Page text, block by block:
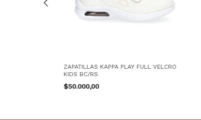
ZAPATILLAS KAPPA PLAY FULL VELCRO
KIDS BC/RS
$50.000,00